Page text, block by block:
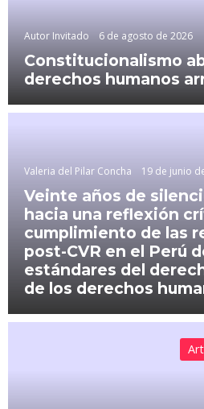
Autor Invitado 6 de agosto de 2026
Constitucionalismo
derechos humanos
Valeria del Pilar Concha 19 de junio
Veinte años de
hacia una reflexión
cumplimiento de las
post-CVR en el Perú
estándares del
de los derechos